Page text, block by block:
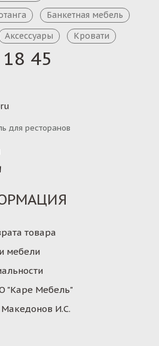
45
для ресторанов
Банкетная мебель
Аксессуары Кровати
товара
мебели
"Каре Мебель"
И.С.